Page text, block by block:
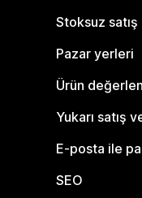
Stoksuz satış
Pazar yerleri
Ürün
Yukarı satış
E-posta ile
SEO